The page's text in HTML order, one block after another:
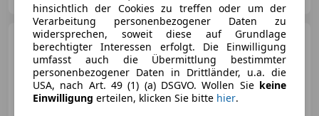
Porsche 718 Spyder
Spyder RS
hinsichtlich der Cookies zu treffen oder um der
Verarbeitung personenbezogener Daten zu
widersprechen, soweit diese auf Grundlage
berechtigter Interessen erfolgt. Die Einwilligung
umfasst auch die Übermittlung bestimmter
personenbezogener Daten in Drittländer, u.a. die
USA, nach Art. 49 (1) (a) DSGVO. Wollen Sie keine
Einwilligung erteilen, klicken Sie bitte hier.